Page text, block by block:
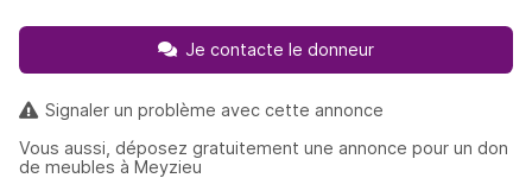
Je contacte le donneur
Signaler un problème avec cette annonce
Vous aussi, déposez gratuitement une annonce pour un don
de meubles à Meyzieu